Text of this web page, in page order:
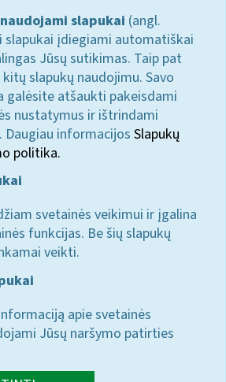
slapukai (angl.
slapukai įdiegiami automatiškai
Jūsų sutikimas. Taip pat
slapukų naudojimu. Savo
galėsite atšaukti pakeisdami
nustatymus ir ištrindami
Daugiau informacijos Slapukų
politika.
svetainės veikimui ir įgalina
funkcijas. Be šių slapukų
veikti.
apie svetainės
Jūsų naršymo patirties